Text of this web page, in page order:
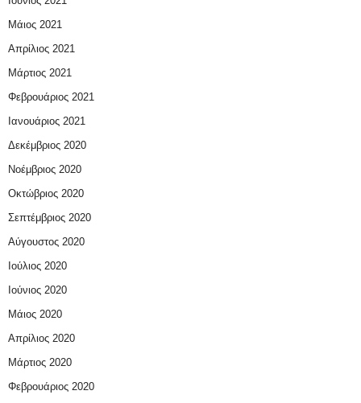
Μάιος 2021
Απρίλιος 2021
Μάρτιος 2021
Φεβρουάριος 2021
Ιανουάριος 2021
Δεκέμβριος 2020
Νοέμβριος 2020
Οκτώβριος 2020
Σεπτέμβριος 2020
Αύγουστος 2020
Ιούλιος 2020
Ιούνιος 2020
Μάιος 2020
Απρίλιος 2020
Μάρτιος 2020
Φεβρουάριος 2020